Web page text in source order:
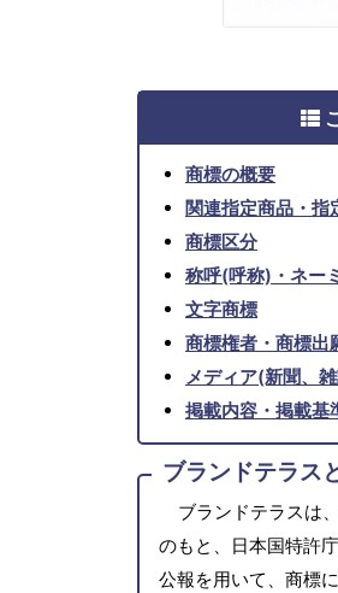
商標の概要
関連指定商品・
商標区分
称呼(呼称)・ネー
文字商標
商標権者・商標出
メディア(新聞、
掲載内容・掲載基
ブランドテラス
ブランドテラスは
のもと、日本国特許
公報を用いて、商標